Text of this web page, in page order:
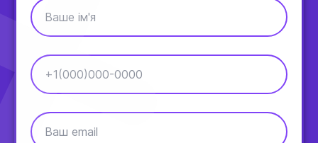
Ваше ім'я
+1(000)000-0000
Ваш email